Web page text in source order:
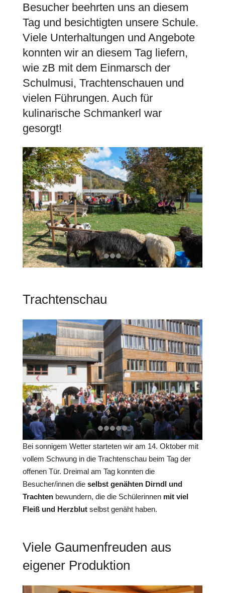
Besucher beehrten uns an diesem
Tag und besichtigten unsere Schule.
Viele Unterhaltungen und Angebote
konnten wir an diesem Tag liefern,
wie zB mit dem Einmarsch der
Schulmusi, Trachtenschauen und
vielen Führungen. Auch für
kulinarische Schmankerl war
gesorgt!
Trachtenschau
Bei sonnigem Wetter starteten wir am 14. Oktober mit
vollem Schwung in die Trachtenschau beim Tag der
offenen Tür. Dreimal am Tag konnten die
Besucher/innen die selbst genähten Dirndl und
Trachten bewundern, die die Schülerinnen mit viel
Fleiß und Herzblut selbst genäht haben.
Viele Gaumenfreuden aus
eigener Produktion